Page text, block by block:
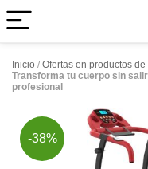
Inicio / Ofertas en productos
Transforma tu cuerpo sin
profesional
-38%